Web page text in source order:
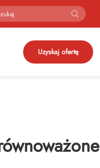
Uzyskaj ofertę